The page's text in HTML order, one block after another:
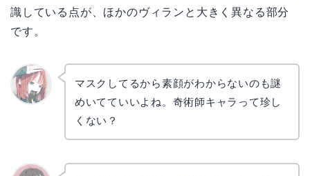
識している点が、ほかのヴィランと大きく異なる部分
です。
マスクしてるから素顔がわからないのも謎
めいてていいよね。奇術師キャラって珍し
くない？